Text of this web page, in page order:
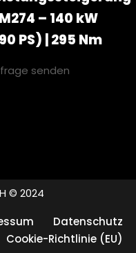
– 140 kW
PS) | 295 Nm
senden
© 2024
Datenschutz
Cookie-Richtlinie (EU)